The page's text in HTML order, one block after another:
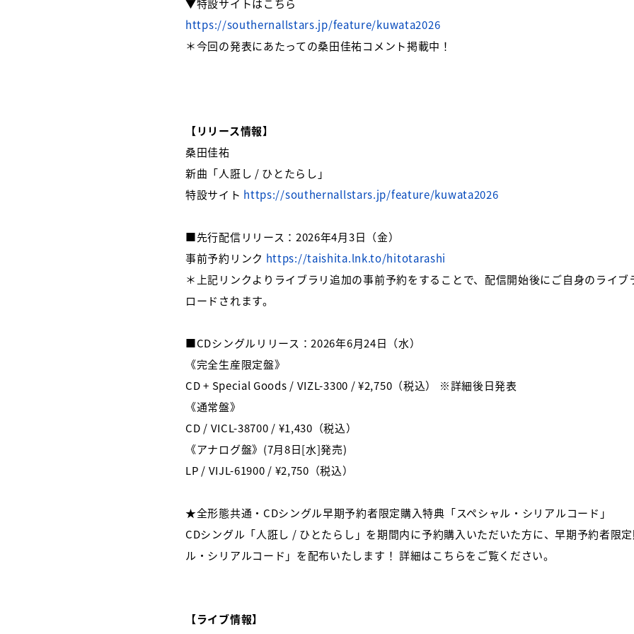
▼特設サイトはこちら
https://southernallstars.jp/feature/kuwata2026
＊今回の発表にあたっての桑田佳祐コメント掲載中！
【リリース情報】
桑田佳祐
新曲「人誑し / ひとたらし」
特設サイト https://southernallstars.jp/feature/kuwata2026
■先行配信リリース：2026年4月3日（金）
事前予約リンク https://taishita.lnk.to/hitotarashi
＊上記リンクよりライブラリ追加の事前予約をすることで、配信開始後にご自身のライ
ロードされます。
■CDシングルリリース：2026年6月24日（水）
《完全生産限定盤》
CD + Special Goods / VIZL-3300 / ¥2,750（税込） ※詳細後日発表
《通常盤》
CD / VICL-38700 / ¥1,430（税込）
《アナログ盤》(7月8日[水]発売)
LP / VIJL-61900 / ¥2,750（税込）
★全形態共通・CDシングル早期予約者限定購入特典「スペシャル・シリアルコード」
CDシングル「人誑し / ひとたらし」を期間内に予約購入いただいた方に、早期予約者限
ル・シリアルコード」を配布いたします！ 詳細はこちらをご覧ください。
【ライブ情報】